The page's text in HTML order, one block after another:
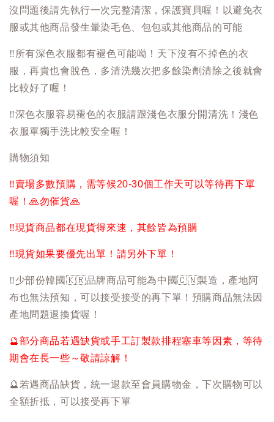
沒問題後請先執行一次完整清潔，保護寶貝喔！以避免衣
服或其他商品發生暈染毛色、包包或其他商品的可能
‼️ 所有深色衣服都有褪色可能呦！天下沒有不掉色的衣
服，再貴也會脫色，多清洗幾次把多餘染劑清除之後就會
比較好了喔！
‼️深色衣服容易褪色的衣服請跟淺色衣服分開清洗！淺色
衣服單獨手洗比較安全喔！
購物須知
‼️賣場多數預購，需等候20-30個工作天可以等待再下單
喔！🙏勿催貨🙏
‼️現貨商品都在現貨得來速，其餘皆為預購
‼️現貨如果要優先出單！請另外下單！
‼️少部份韓國 🇰🇷品牌商品可能為中國🇨🇳製造，產地阿
布也無法預知，可以接受接受的再下單！預購商品無法因
產地問題退換貨喔！
🔮部分商品若遇缺貨或手工訂製款排程塞車等因素，等待
期會在長一些～敬請諒解！
🔮 若遇商品缺貨，統一退款至會員購物金，下次購物可以
全額折抵，可以接受再下單